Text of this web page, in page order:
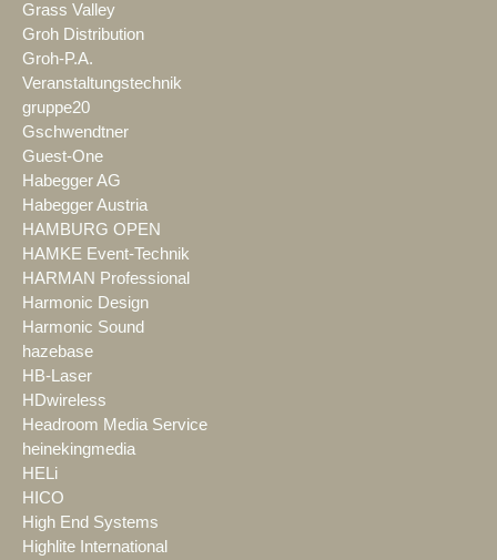
Grass Valley
Groh Distribution
Groh-P.A.
Veranstaltungstechnik
gruppe20
Gschwendtner
Guest-One
Habegger AG
Habegger Austria
HAMBURG OPEN
HAMKE Event-Technik
HARMAN Professional
Harmonic Design
Harmonic Sound
hazebase
HB-Laser
HDwireless
Headroom Media Service
heinekingmedia
HELi
HICO
High End Systems
Highlite International